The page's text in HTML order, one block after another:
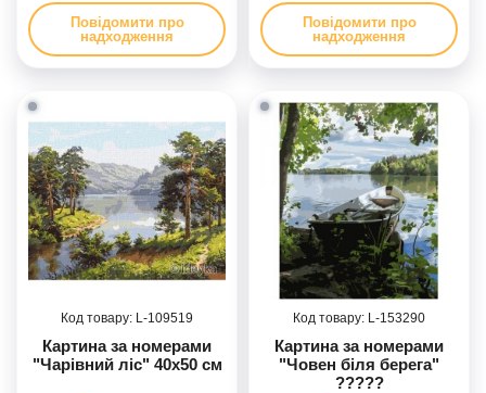
Повідомити про
надходження
Повідомити про
надходження
109519
Картина за номерами
"Чарівний ліс" 40х50 см
153290
Картина за номерами
"Човен біля берега"
?????